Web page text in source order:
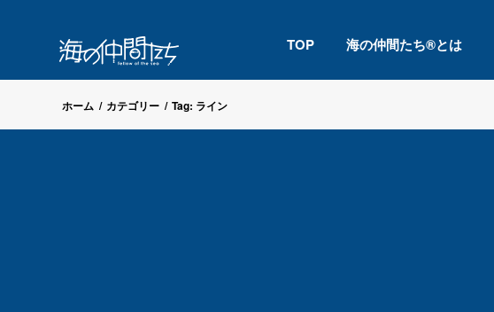
TOP 海の仲間たち®とは
ホーム / カテゴリー / Tag: ライン